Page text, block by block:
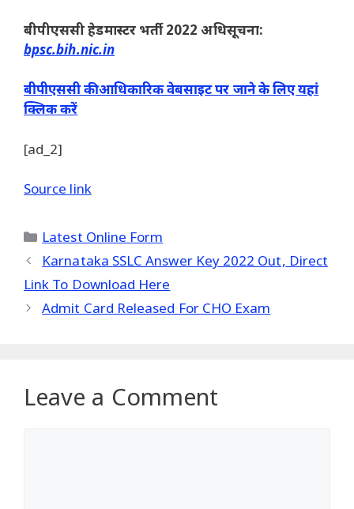
बीपीएससी हेडमास्टर भर्ती 2022 अधिसूचना:
bpsc.bih.nic.in
बीपीएससी की आधिकारिक वेबसाइट पर जाने के लिए यहां
क्लिक करें
[ad_2]
Source link
Categories
Latest Online Form
Karnataka SSLC Answer Key 2022 Out, Direct
Link To Download Here
Admit Card Released For CHO Exam
Leave a Comment